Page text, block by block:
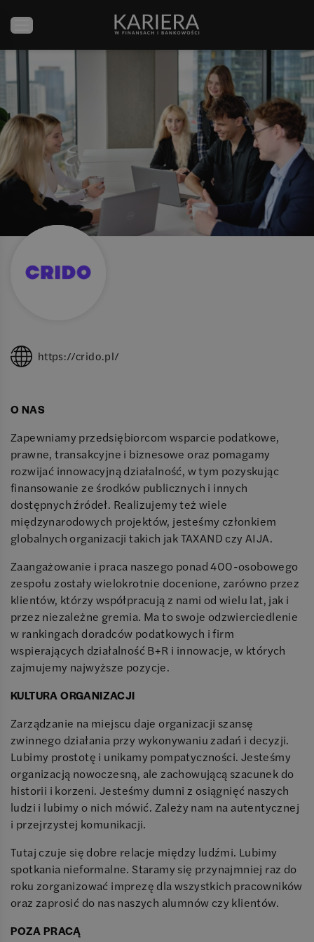
https://crido.pl/
O NAS
Zapewniamy przedsiębiorcom wsparcie podatkowe,
prawne, transakcyjne i biznesowe oraz pomagamy
rozwijać innowacyjną działalność, w tym pozyskując
finansowanie ze środków publicznych i innych
dostępnych źródeł. Realizujemy też wiele
międzynarodowych projektów, jesteśmy członkiem
globalnych organizacji takich jak TAXAND czy AIJA.
Zaangażowanie i praca naszego ponad 400-osobowego
zespołu zostały wielokrotnie docenione, zarówno przez
klientów, którzy współpracują z nami od wielu lat, jak i
przez niezależne gremia. Ma to swoje odzwierciedlenie
w rankingach doradców podatkowych i firm
wspierających działalność B+R i innowacje, w których
zajmujemy najwyższe pozycje.
KULTURA ORGANIZACJI
Zarządzanie na miejscu daje organizacji szansę
zwinnego działania przy wykonywaniu zadań i decyzji.
Lubimy prostotę i unikamy pompatyczności. Jesteśmy
organizacją nowoczesną, ale zachowującą szacunek do
historii i korzeni. Jesteśmy dumni z osiągnięć naszych
ludzi i lubimy o nich mówić. Zależy nam na autentycznej
i przejrzystej komunikacji.
Tutaj czuje się dobre relacje między ludźmi. Lubimy
spotkania nieformalne. Staramy się przynajmniej raz do
roku zorganizować imprezę dla wszystkich pracowników
oraz zaprosić do nas naszych alumnów czy klientów.
POZA PRACĄ